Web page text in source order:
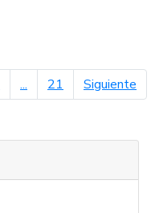
... 21 Siguiente